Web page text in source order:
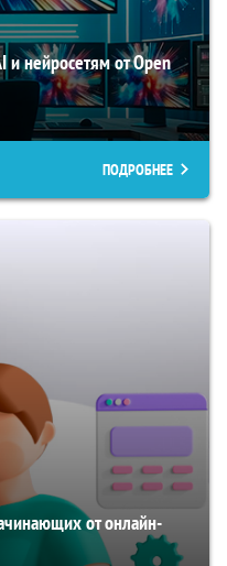
и нейросетям от Open
ПОДРОБНЕЕ
от онлайн-